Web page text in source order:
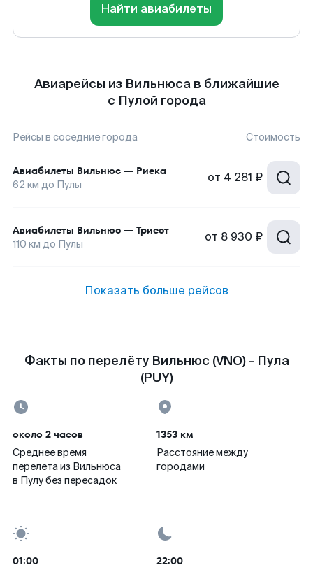
Найти авиабилеты
Авиарейсы из Вильнюса в ближайшие
с Пулой города
Рейсы в соседние города Стоимость
Авиабилеты Вильнюс — Риека
62 км до Пулы от 4 281 ₽
Авиабилеты Вильнюс — Триест
110 км до Пулы от 8 930 ₽
Показать больше рейсов
Факты по перелёту Вильнюс (VNO) - Пула
(PUY)
около 2 часов
Среднее время
перелета из Вильнюса
в Пулу без пересадок
1353 км
Расстояние между
городами
01:00 22:00